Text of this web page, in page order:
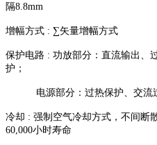
隔8.8mm
增幅方式 : ∑矢量增幅方式
保护电路 : 功放部分：直流输出、
护；
电源部分：过热保护、交流
冷却 : 强制空气冷却方式，不间断
60,000小时寿命